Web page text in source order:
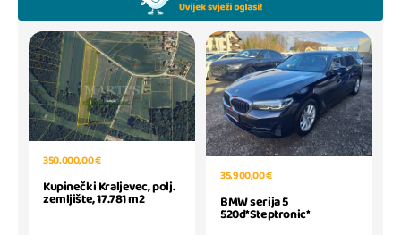
350.000,00 €
Kupinečki Kraljevec, polj.
zemljište, 17.781 m2
35.900,00 €
BMW serija 5
520d*Steptronic*